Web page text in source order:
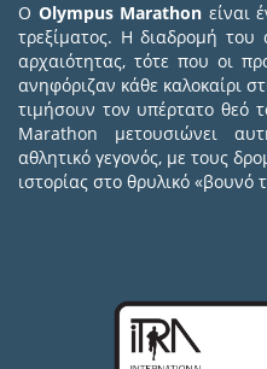
Ο Olympus Marathon είναι
τρεξίματος. Η διαδρομή του
αρχαιότητας, τότε που οι
ανηφόριζαν κάθε καλοκαίρι
τιμήσουν τον υπέρτατο θεό
Marathon μετουσιώνει
αθλητικό γεγονός, με τους
ιστορίας στο θρυλικό «βουνό